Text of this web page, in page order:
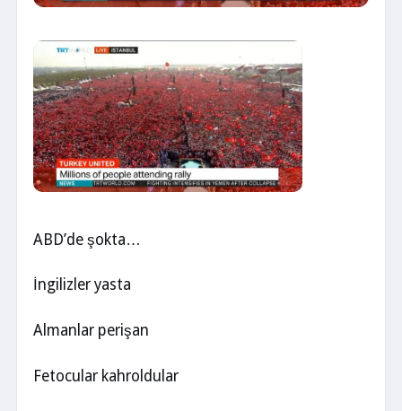
ABD’de şokta…
İngilizler yasta
Almanlar perişan
Fetocular kahroldular